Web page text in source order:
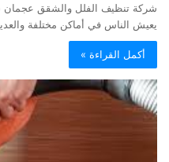
شركة تنظيف الفلل والشقق عجمان
يعيش الناس في أماكن مختلفة
أكمل القراءة »